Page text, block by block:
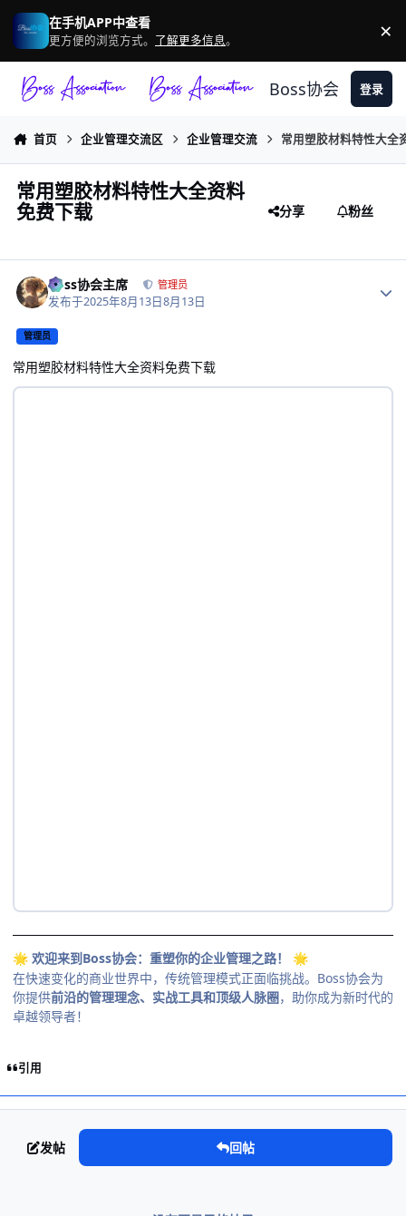
跳转到帖子
在手机APP中查看
更方便的浏览方式。 了解更多信息。 ×
Boss协会 登录
首页 企业管理交流区 企业管理交流 常用塑胶材料特性大全
常用塑胶材料特性大全资料
免费下载
分享 粉丝
Boss协会主席 管理员
发布于2025年8月13日8月13日
管理员
常用塑胶材料特性大全资料免费下载
🌟 欢迎来到Boss协会：重塑你的企业管理之路！ 🌟
在快速变化的商业世界中，传统管理模式正面临挑战。Boss协会为
你提供前沿的管理理念、实战工具和顶级人脉圈，助你成为新时代的
卓越领导者！
引用
发帖 回帖